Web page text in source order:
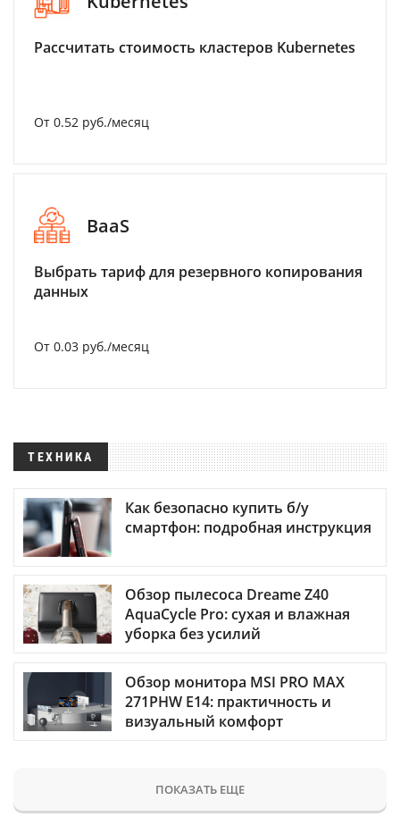
Рассчитать стоимость кластеров Kubernetes
От 0.52 руб./месяц
BaaS
Выбрать тариф для резервного копирования
данных
От 0.03 руб./месяц
ТЕХНИКА
Как безопасно купить б/у
смартфон: подробная инструкция
Обзор пылесоса Dreame Z40
AquaCycle Pro: сухая и влажная
уборка без усилий
Обзор монитора MSI PRO MAX
271PHW E14: практичность и
визуальный комфорт
ПОКАЗАТЬ ЕЩЕ